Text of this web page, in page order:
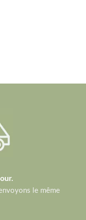
le même